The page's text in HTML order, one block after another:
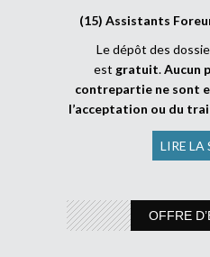
(15) Assistants
Le dépôt des
est gratuit.Aucun
contrepartie ne sont
l’acceptation ou du
LIRE LA
OFFRE